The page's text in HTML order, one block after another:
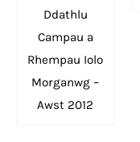
Ddathlu
Campau a
Rhempau Iolo
Morganwg –
Awst 2012